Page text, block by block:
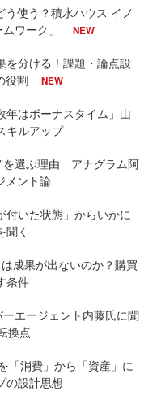
使う？積水ハウス イノ
ワーク」
NEW
を分ける！課題・論点設
役割
NEW
年はボーナスタイム」山
キルアップ
を選ぶ理由 アナグラム阿
メント論
付いた状態」からいかに
く
成果が出ないのか？購買
条件
ーエージェント内藤氏に聞
換点
「消費」から「資産」に
の設計思想